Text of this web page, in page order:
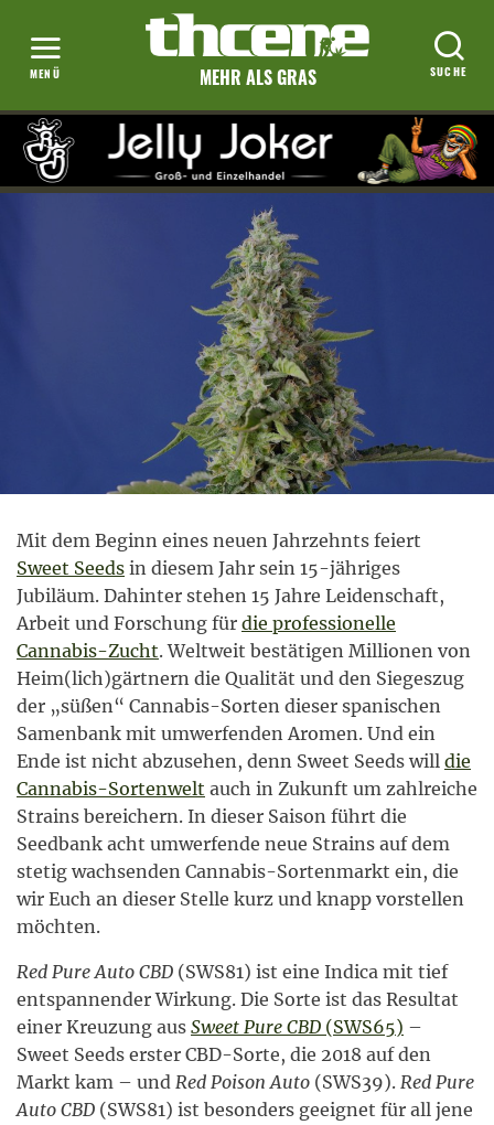
MEHR ALS GRAS
Mit dem Beginn eines neuen Jahrzehnts feiert
Sweet Seeds in diesem Jahr sein 15-jähriges
Jubiläum. Dahinter stehen 15 Jahre Leidenschaft,
Arbeit und Forschung für die professionelle
Cannabis-Zucht. Weltweit bestätigen Millionen von
Heim(lich)gärtnern die Qualität und den Siegeszug
der „süßen“ Cannabis-Sorten dieser spanischen
Samenbank mit umwerfenden Aromen. Und ein
Ende ist nicht abzusehen, denn Sweet Seeds will die
Cannabis-Sortenwelt auch in Zukunft um zahlreiche
Strains bereichern. In dieser Saison führt die
Seedbank acht umwerfende neue Strains auf dem
stetig wachsenden Cannabis-Sortenmarkt ein, die
wir Euch an dieser Stelle kurz und knapp vorstellen
möchten.
Red Pure Auto CBD (SWS81) ist eine Indica mit tief
entspannender Wirkung. Die Sorte ist das Resultat
einer Kreuzung aus Sweet Pure CBD (SWS65) –
Sweet Seeds erster CBD-Sorte, die 2018 auf den
Markt kam – und Red Poison Auto (SWS39). Red Pure
Auto CBD (SWS81) ist besonders geeignet für all jene